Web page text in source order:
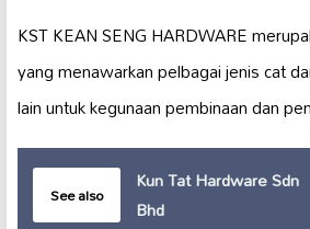
KST KEAN SENG HARDWARE
yang menawarkan pelbagai jenis cat
lain untuk kegunaan pembinaan dan
See also
Kun Tat Hardware Sdn
Bhd